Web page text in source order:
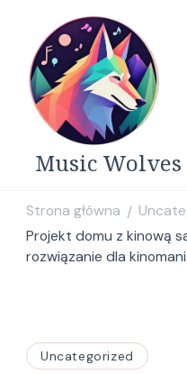
Music Wolves
Strona główna /
Projekt domu z kinową
rozwiązanie dla
Uncategorized